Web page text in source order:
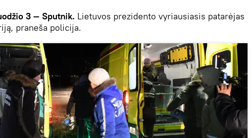
3 — Sputnik. Lietuvos prezidento vyriausiasis patarėjas
praneša policija.